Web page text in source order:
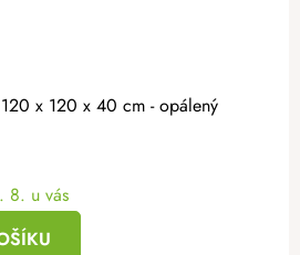
x 120 x 40 cm - opálený
8. u vás